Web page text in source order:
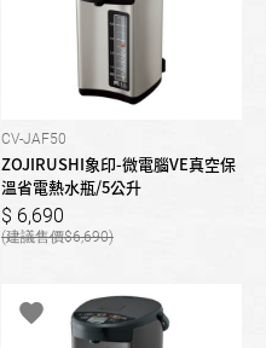
CV-JAF50
ZOJIRUSHI象印-微電腦VE真空保
溫省電熱水瓶/5公升
6,690
6,690